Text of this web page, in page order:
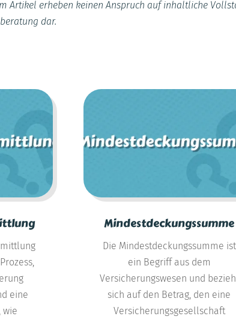
Artikel erheben keinen Anspruch auf inhaltliche
dar.
eine
wie
Mindestdeckungssumme
Die Mindestdeckungssumme ist
ein Begriff aus dem
Versicherungswesen und
sich auf den Betrag, den eine
Versicherungsgesellschaft